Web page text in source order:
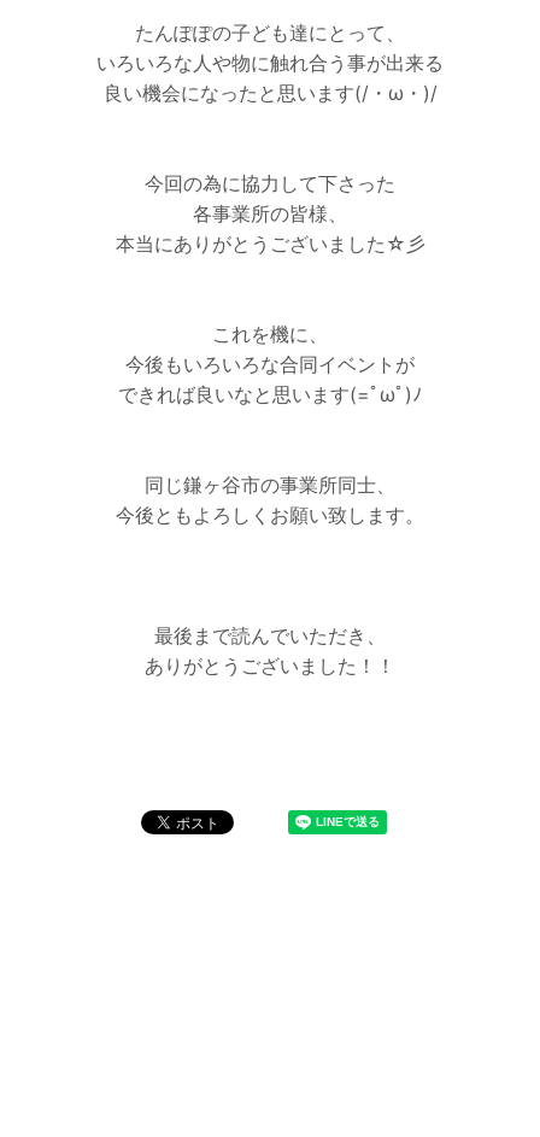
たんぽぽの子ども達にとって、
いろいろな人や物に触れ合う事が出来る
良い機会になったと思います(/・ω・)/
今回の為に協力して下さった
各事業所の皆様、
本当にありがとうございました☆彡
これを機に、
今後もいろいろな合同イベントが
できれば良いなと思います(=ﾟωﾟ)ﾉ
同じ鎌ヶ谷市の事業所同士、
今後ともよろしくお願い致します。
最後まで読んでいただき、
ありがとうございました！！